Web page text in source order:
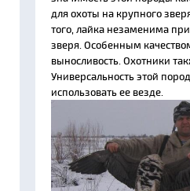
для охоты на крупного
того, лайка незаменима
зверя. Особенным
выносливость. Охотники
Универсальность этой
использовать ее везде.